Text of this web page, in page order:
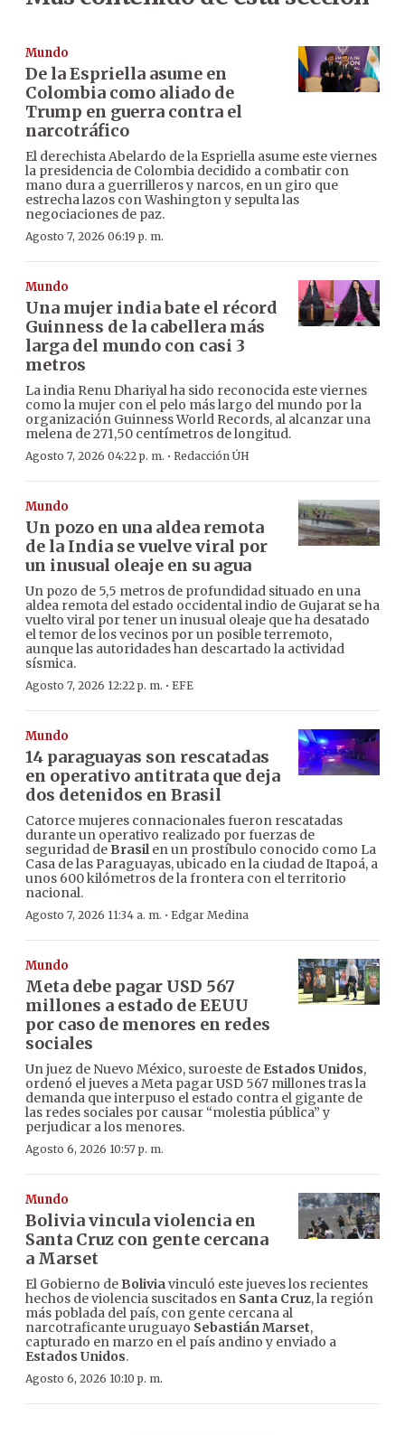
Mundo
De la Espriella asume en
Colombia como aliado de
Trump en guerra contra el
narcotráfico
El derechista Abelardo de la Espriella asume este viernes
la presidencia de Colombia decidido a combatir con
mano dura a guerrilleros y narcos, en un giro que
estrecha lazos con Washington y sepulta las
negociaciones de paz.
Agosto 7, 2026 06:19 p. m.
Mundo
Una mujer india bate el récord
Guinness de la cabellera más
larga del mundo con casi 3
metros
La india Renu Dhariyal ha sido reconocida este viernes
como la mujer con el pelo más largo del mundo por la
organización Guinness World Records, al alcanzar una
melena de 271,50 centímetros de longitud.
Agosto 7, 2026 04:22 p. m. · Redacción ÚH
Mundo
Un pozo en una aldea remota
de la India se vuelve viral por
un inusual oleaje en su agua
Un pozo de 5,5 metros de profundidad situado en una
aldea remota del estado occidental indio de Gujarat se ha
vuelto viral por tener un inusual oleaje que ha desatado
el temor de los vecinos por un posible terremoto,
aunque las autoridades han descartado la actividad
sísmica.
Agosto 7, 2026 12:22 p. m. · EFE
Mundo
14 paraguayas son rescatadas
en operativo antitrata que deja
dos detenidos en Brasil
Catorce mujeres connacionales fueron rescatadas
durante un operativo realizado por fuerzas de
seguridad de Brasilen un prostíbulo conocido como La
Casa de las Paraguayas, ubicado en la ciudad de Itapoá, a
unos 600 kilómetros de la frontera con el territorio
nacional.
Agosto 7, 2026 11:34 a. m. · Edgar Medina
Mundo
Meta debe pagar USD 567
millones a estado de EEUU
por caso de menores en redes
sociales
Un juez de Nuevo México, suroeste de Estados Unidos,
ordenó el jueves a Meta pagar USD 567 millones tras la
demanda que interpuso el estado contra el gigante de
las redes sociales por causar “molestia pública” y
perjudicar a los menores.
Agosto 6, 2026 10:57 p. m.
Mundo
Bolivia vincula violencia en
Santa Cruz con gente cercana
a Marset
El Gobierno de Boliviavinculó este jueves los recientes
hechos de violencia suscitados en Santa Cruz, la región
más poblada del país, con gente cercana al
narcotraficante uruguayo Sebastián Marset,
capturado en marzo en el país andino y enviado a
Estados Unidos.
Agosto 6, 2026 10:10 p. m.